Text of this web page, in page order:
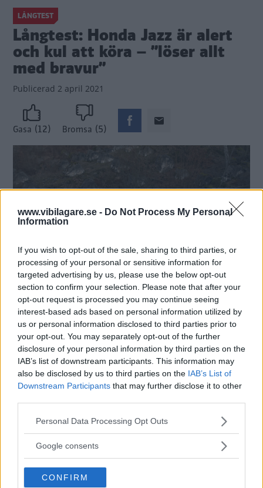
www.vibilagare.se - Do Not Process My Personal
Information
If you wish to opt-out of the sale, sharing to third parties, or
processing of your personal or sensitive information for
targeted advertising by us, please use the below opt-out
section to confirm your selection. Please note that after your
opt-out request is processed you may continue seeing
interest-based ads based on personal information utilized by
us or personal information disclosed to third parties prior to
your opt-out. You may separately opt-out of the further
disclosure of your personal information by third parties on the
IAB’s list of downstream participants. This information may
also be disclosed by us to third parties on the IAB’s List of
Downstream Participants that may further disclose it to other
Please note that this website/app uses one or more Google
not limited to your visit or usage behaviour. You may click to
use your data for below specified purposes in below Google
consent section.
Personal Data Processing Opt Outs
Google consents
CONFIRM
LÅNGTEST
Långtest: Honda Jazz är alert
och kul att köra – ”löser allt
med bravur”
Publicerad 2 april 2021
Gasa (12) Bromsa (5)
Småbilen Honda Jazz imponerar på vår långtestförare.
Bilen går lugnare än den betydligt större familjebilen
Seat Leon.
Text
Anders Helgesson
Det här är en låst artikel.Logga inför
att fortsätta läsa.